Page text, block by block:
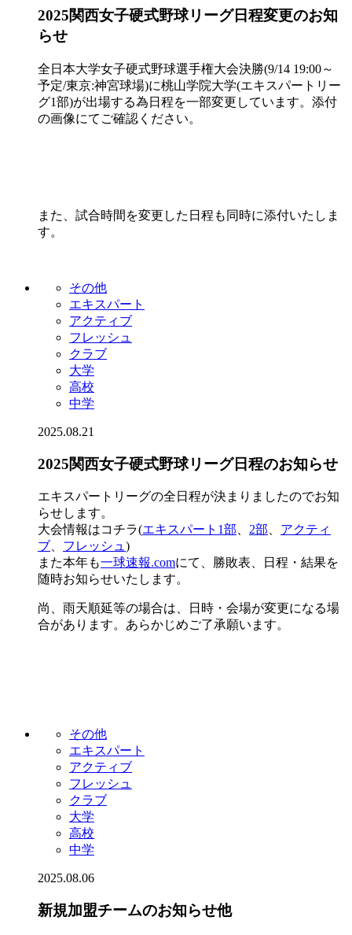
2025関西女子硬式野球リーグ日程変更のお知
らせ
全日本大学女子硬式野球選手権大会決勝(9/14 19:00～
予定/東京:神宮球場)に桃山学院大学(エキスパートリー
グ1部)が出場する為日程を一部変更しています。添付
の画像にてご確認ください。
また、試合時間を変更した日程も同時に添付いたしま
す。
その他
エキスパート
アクティブ
フレッシュ
クラブ
大学
高校
中学
2025.08.21
2025関西女子硬式野球リーグ日程のお知らせ
エキスパートリーグの全日程が決まりましたのでお知
らせします。
大会情報はコチラ(エキスパート1部、 2部、 アクティ
ブ、 フレッシュ)
また本年も一球速報.comにて、勝敗表、日程・結果を
随時お知らせいたします。
尚、雨天順延等の場合は、日時・会場が変更になる場
合があります。あらかじめご了承願います。
その他
エキスパート
アクティブ
フレッシュ
クラブ
大学
高校
中学
2025.08.06
新規加盟チームのお知らせ他